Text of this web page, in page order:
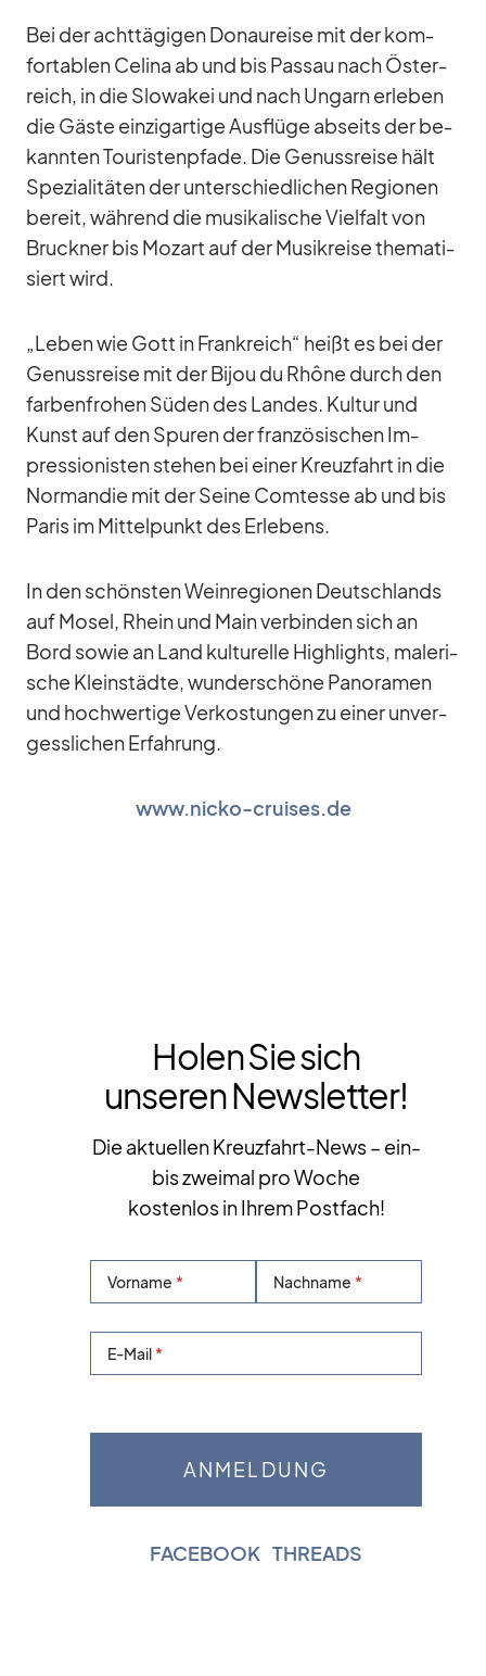
Bei der acht­tä­gi­gen Do­nau­reise mit der kom­
for­ta­blen Ce­lina ab und bis Pas­sau nach Ös­ter­
reich, in die Slo­wa­kei und nach Un­garn er­le­ben
die Gäste ein­zig­ar­tige Aus­flüge ab­seits der be­
kann­ten Tou­ris­ten­pfade. Die Ge­nuss­reise hält
Spe­zia­li­tä­ten der un­ter­schied­li­chen Re­gio­nen
be­reit, wäh­rend die mu­si­ka­li­sche Viel­falt von
Bruck­ner bis Mo­zart auf der Mu­sik­reise the­ma­ti­
siert wird.
„Le­ben wie Gott in Frank­reich“ heißt es bei der
Ge­nuss­reise mit der Bi­jou du Rhône durch den
far­ben­fro­hen Sü­den des Lan­des. Kul­tur und
Kunst auf den Spu­ren der fran­zö­si­schen Im­
pres­sio­nis­ten ste­hen bei ei­ner Kreuz­fahrt in die
Nor­man­die mit der Seine Com­tesse ab und bis
Pa­ris im Mit­tel­punkt des Er­le­bens.
In den schöns­ten Wein­re­gio­nen Deutsch­lands
auf Mo­sel, Rhein und Main ver­bin­den sich an
Bord so­wie an Land kul­tu­relle High­lights, ma­le­ri­
sche Klein­städte, wun­der­schöne Pan­ora­men
und hoch­wer­tige Ver­kos­tun­gen zu ei­ner un­ver­
gess­li­chen Er­fah­rung.
www.nicko-cruises.de
Holen Sie sich
unseren Newsletter!
Die aktuellen Kreuzfahrt-News – ein-
bis zweimal pro Woche
kostenlos in Ihrem Postfach!
Vorname Nachname
E-Mail
FACEBOOK THREADS